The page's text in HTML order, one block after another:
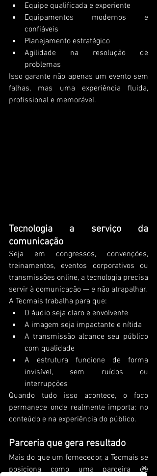
Equipe qualificada e experiente
Equipamentos modernos e
confiáveis
Planejamento estratégico
Agilidade na resolução de
problemas
Isso garante não apenas um evento sem
falhas, mas uma experiência fluida,
profissional e memorável.
Tecnologia a serviço da
comunicação
Seja em congressos, convenções,
treinamentos, eventos corporativos ou
transmissões online, a tecnologia precisa
servir à comunicação — e não atrapalhar.
A Tecmais trabalha para que:
O áudio seja claro e envolvente
A imagem seja impactante e nítida
A transmissão alcance seu público
com qualidade
A estrutura funcione de forma
invisível, sem ruídos ou
interrupções
Quando tudo isso acontece, o foco
permanece onde realmente importa: no
conteúdo e na experiência do público.
Parceria que gera resultado
Mais do que um fornecedor, a Tecmais se
posiciona como uma parceira de